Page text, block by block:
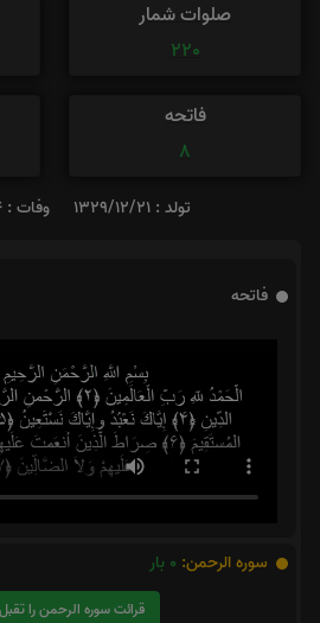
صلوات شمار
220
فاتحه
8
تولد : 1329/12/21 وفات : 1398/03/14
فاتحه
سوره الرحمن: 0 بار
قرائت سوره الرحمن را تقبل میکنم